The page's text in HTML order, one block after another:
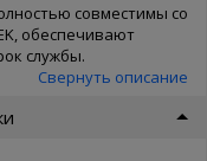
совместимы со
обеспечивают
службы.
Свернуть описание